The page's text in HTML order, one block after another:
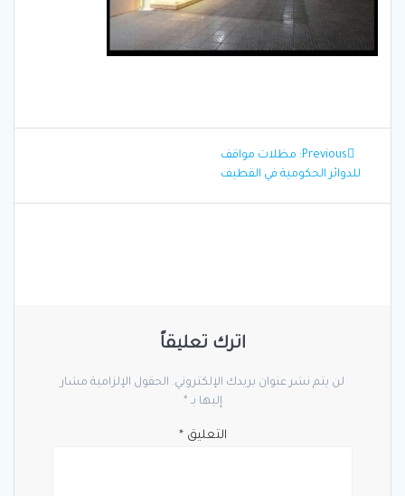
تصفّح
المقالات
Previous:
Previous
post:
مظلات مواقف
للدوائر الحكومية في القطيف
اترك تعليقاً
لن يتم نشر عنوان بريدك الإلكتروني. الحقول الإلزامية مشار
إليها بـ *
التعليق*